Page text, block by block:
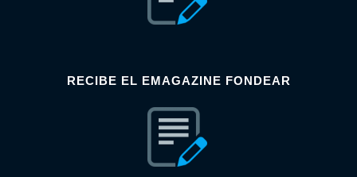
RECIBE EL EMAGAZINE FONDEAR